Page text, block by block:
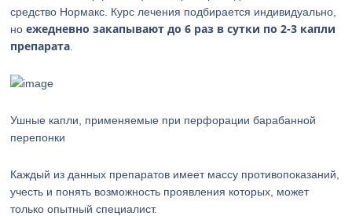
средство Нормакс. Курс лечения подбирается индивидуально,
ноежедневно закапывают до 6 раз в сутки по 2-3 капли
препарата
Ушные капли, применяемые при перфорации барабанной
перепонки
Каждый из данных препаратов имеет массу противопоказаний,
учесть и понять возможность проявления которых, может
только опытный специалист.